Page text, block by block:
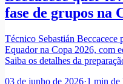
fase de grupos na
Técnico Sebastián Beccacece
Equador na Copa 2026, com
Saiba os detalhes da
03 de junho de 2026·1 min de